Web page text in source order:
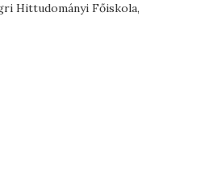
Hittudományi Főiskola,